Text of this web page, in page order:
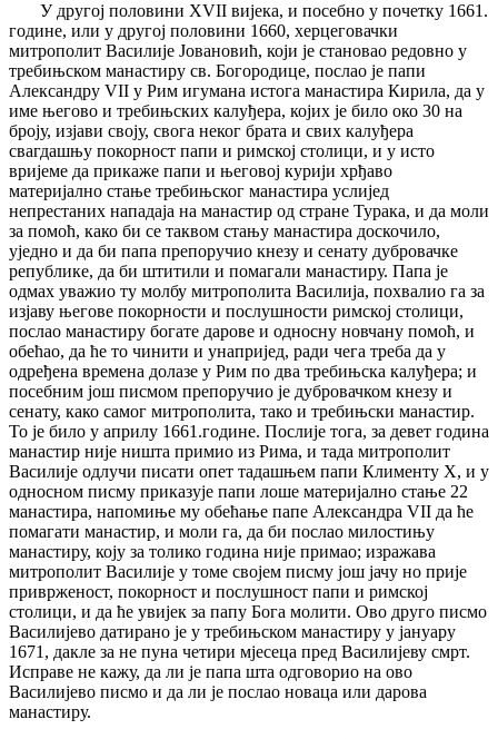
У другој половини XVII вијека, и посебно у почетку 1661.
године, или у другој половини 1660, херцеговачки
митрополит Василије Јовановић, који је становао редовно у
требињском манастиру св. Богородице, послао је папи
Александру VII у Рим игумана истога манастира Кирила, да у
име његово и требињских калуђера, којих је било око 30 на
броју, изјави своју, свога неког брата и свих калуђера
свагдашњу покорност папи и римској столици, и у исто
вријеме да прикаже папи и његовој курији хрђаво
материјално стање требињског манастира услијед
непрестаних нападаја на манастир од стране Турака, и да моли
за помоћ, како би се таквом стању манастира доскочило,
уједно и да би папа препоручио кнезу и сенату дубровачке
републике, да би штитили и помагали манастиру. Папа је
одмах уважио ту молбу митрополита Василија, похвалио га за
изјаву његове покорности и послушности римској столици,
послао манастиру богате дарове и односну новчану помоћ, и
обећао, да ће то чинити и унапријед, ради чега треба да у
одређена времена долазе у Рим по два требињска калуђера; и
посебним још писмом препоручио је дубровачком кнезу и
сенату, како самог митрополита, тако и требињски манастир.
То је било у априлу 1661.године. Послије тога, за девет година
манастир није ништа примио из Рима, и тада митрополит
Василије одлучи писати опет тадашњем папи Клименту X, и у
односном писму приказује папи лоше материјално стање 22
манастира, напомиње му обећање папе Александра VII да ће
помагати манастир, и моли га, да би послао милостињу
манастиру, коју за толико година није примао; изражава
митрополит Василије у томе својем писму још јачу но прије
приврженост, покорност и послушност папи и римској
столици, и да ће увијек за папу Бога молити. Ово друго писмо
Василијево датирано је у требињском манастиру у јануару
1671, дакле за не пуна четири мјесеца пред Василијеву смрт.
Исправе не кажу, да ли је папа шта одговорио на ово
Василијево писмо и да ли је послао новаца или дарова
манастиру.